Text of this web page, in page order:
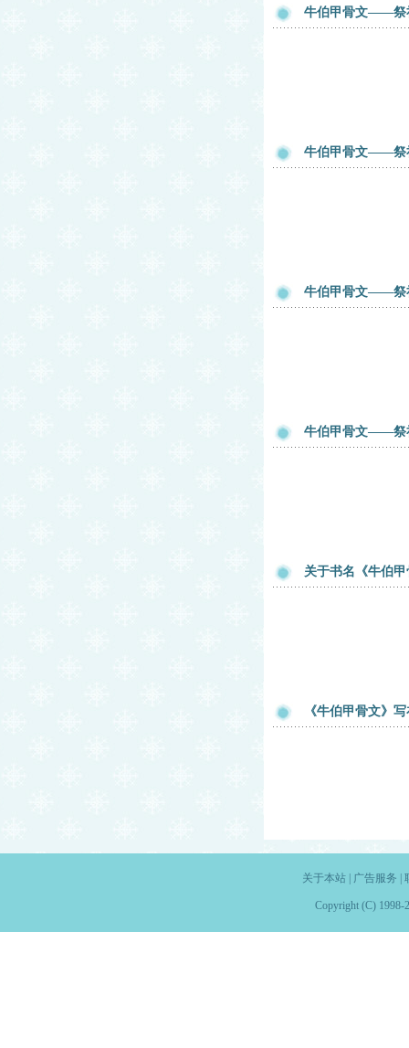
牛伯甲骨文——祭
牛伯甲骨文——祭
牛伯甲骨文——祭
牛伯甲骨文——祭
关于书名《牛伯
《牛伯甲骨文》
关于本站| 广告服务
Copyright (C) 1998-